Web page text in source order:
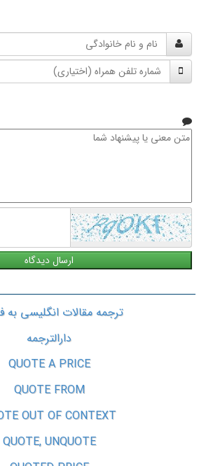
و
نام
خانوادگی
شماره
تلفن
متن
ترجمه مقالات انگلیسی به
دارالترجمه
QUOTE A PRICE
QUOTE FROM
OUT OF CONTEXT
QUOTE, UNQUOTE